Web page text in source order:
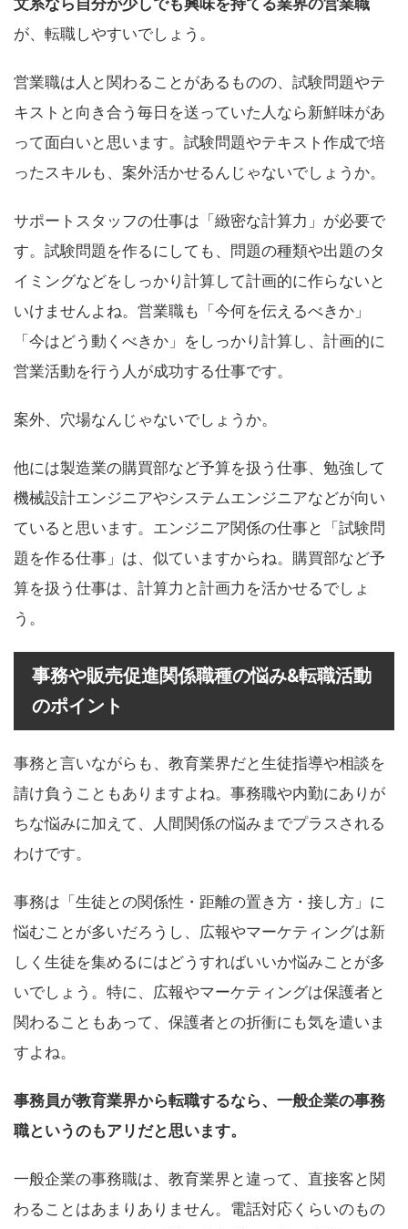
文系なら自分が少しでも興味を持てる業界の営業職
が、転職しやすいでしょう。
営業職は人と関わることがあるものの、試験問題やテ
キストと向き合う毎日を送っていた人なら新鮮味があ
って面白いと思います。試験問題やテキスト作成で培
ったスキルも、案外活かせるんじゃないでしょうか。
サポートスタッフの仕事は「緻密な計算力」が必要で
す。試験問題を作るにしても、問題の種類や出題のタ
イミングなどをしっかり計算して計画的に作らないと
いけませんよね。営業職も「今何を伝えるべきか」
「今はどう動くべきか」をしっかり計算し、計画的に
営業活動を行う人が成功する仕事です。
案外、穴場なんじゃないでしょうか。
他には製造業の購買部など予算を扱う仕事、勉強して
機械設計エンジニアやシステムエンジニアなどが向い
ていると思います。エンジニア関係の仕事と「試験問
題を作る仕事」は、似ていますからね。購買部など予
算を扱う仕事は、計算力と計画力を活かせるでしょ
う。
事務や販売促進関係職種の悩み&転職活動
のポイント
事務と言いながらも、教育業界だと生徒指導や相談を
請け負うこともありますよね。事務職や内勤にありが
ちな悩みに加えて、人間関係の悩みまでプラスされる
わけです。
事務は「生徒との関係性・距離の置き方・接し方」に
悩むことが多いだろうし、広報やマーケティングは新
しく生徒を集めるにはどうすればいいか悩みことが多
いでしょう。特に、広報やマーケティングは保護者と
関わることもあって、保護者との折衝にも気を遣いま
すよね。
事務員が教育業界から転職するなら、一般企業の事務
職というのもアリだと思います。
一般企業の事務職は、教育業界と違って、直接客と関
わることはあまりありません。電話対応くらいのもの